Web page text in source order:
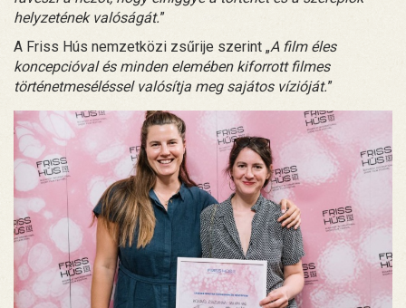
helyzetének valóságát.”
A Friss Hús nemzetközi zsűrije szerint „A film éles
koncepcióval és minden elemében kiforrott filmes
történetmeséléssel valósítja meg sajátos vízióját.”